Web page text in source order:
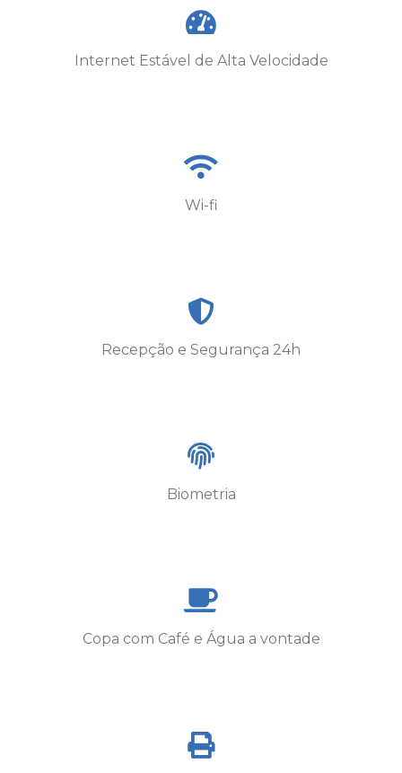
Internet Estável de Alta Velocidade
Wi-fi
Recepção e Segurança 24h
Biometria
Copa com Café e Água a vontade